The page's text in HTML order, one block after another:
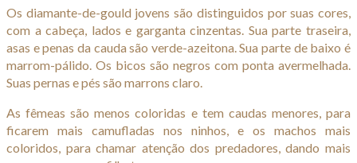
Os diamante-de-gould jovens são distinguidos por suas cores,
com a cabeça, lados e garganta cinzentas. Sua parte traseira,
asas e penas da cauda são verde-azeitona. Sua parte de baixo é
marrom-pálido. Os bicos são negros com ponta avermelhada.
Suas pernas e pés são marrons claro.
As fêmeas são menos coloridas e tem caudas menores, para
ficarem mais camufladas nos ninhos, e os machos mais
coloridos, para chamar atenção dos predadores, dando mais